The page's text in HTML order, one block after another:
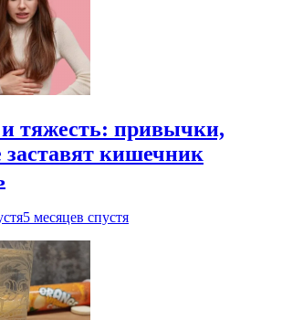
и тяжесть: привычки,
заставят кишечник
5 месяцев спустя